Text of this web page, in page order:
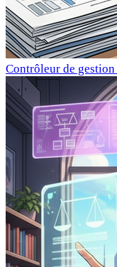
Contrôleur de gestion